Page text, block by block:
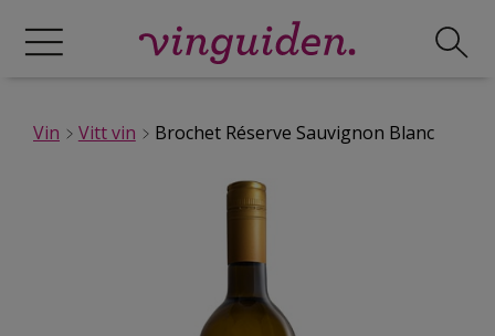
Vin Vitt vin Brochet Réserve Sauvignon Blanc